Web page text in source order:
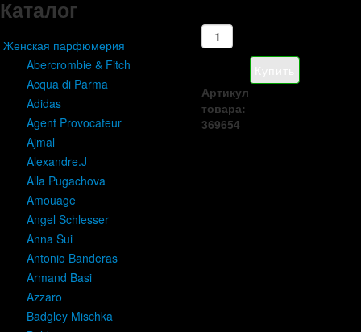
Каталог
Женская парфюмерия
Abercrombie & Fitch
Acqua di Parma
Adidas
Agent Provocateur
Ajmal
Alexandre.J
Alla Pugachova
Amouage
Angel Schlesser
Anna Sui
Antonio Banderas
Armand Basi
Azzaro
Badgley Mischka
Артикул
товара:
369654